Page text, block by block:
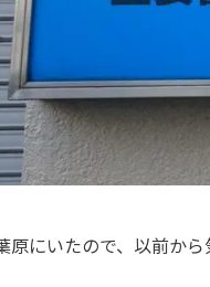
原にいたので、以前か